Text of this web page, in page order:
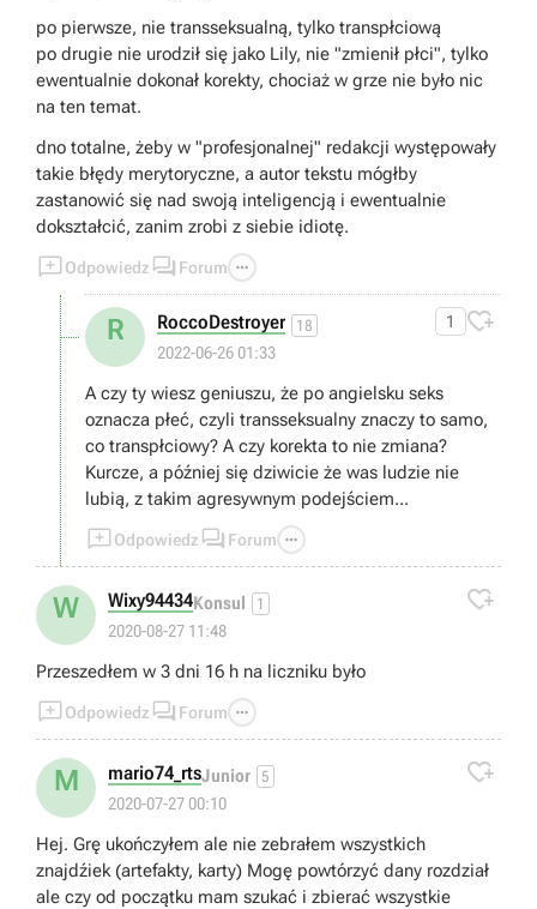
po pierwsze, nie transseksualną, tylko transpłciową
po drugie nie urodził się jako Lily, nie "zmienił płci", tylko
ewentualnie dokonał korekty, chociaż w grze nie było nic
na ten temat.
dno totalne, żeby w "profesjonalnej" redakcji występowały
takie błędy merytoryczne, a autor tekstu mógłby
zastanowić się nad swoją inteligencją i ewentualnie
dokształcić, zanim zrobi z siebie idiotę.
Odpowiedz  Forum 
R RoccoDestroyer 18
2022-06-26 01:33
1 
A czy ty wiesz geniuszu, że po angielsku seks
oznacza płeć, czyli transseksualny znaczy to samo,
co transpłciowy? A czy korekta to nie zmiana?
Kurcze, a później się dziwicie że was ludzie nie
lubią, z takim agresywnym podejściem...
Odpowiedz  Forum 
W Wixy94434Konsul 1
2020-08-27 11:48

Przeszedłem w 3 dni 16 h na liczniku było
Odpowiedz  Forum 
M mario74_rtsJunior 5
2020-07-27 00:10

Hej. Grę ukończyłem ale nie zebrałem wszystkich
znajdźiek (artefakty, karty) Mogę powtórzyć dany rozdział
ale czy od początku mam szukać i zbierać wszystkie